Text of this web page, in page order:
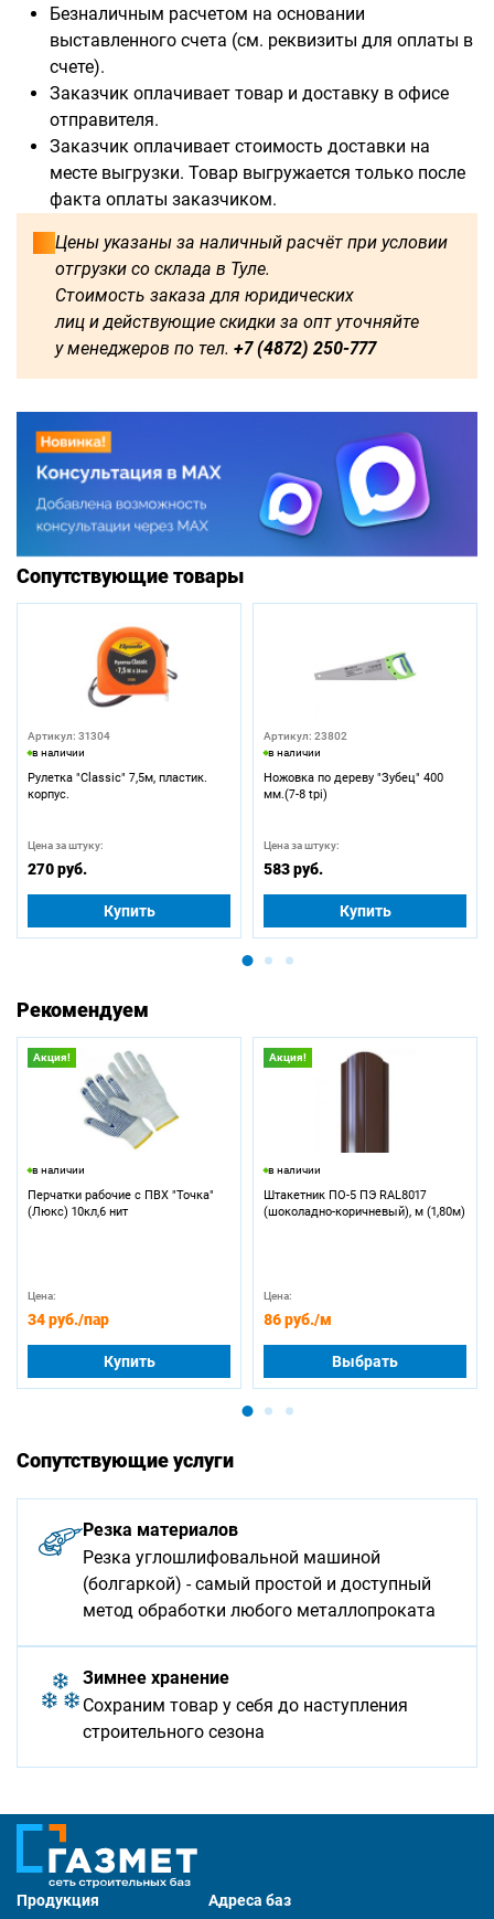
Безналичным расчетом на основании
выставленного счета (см. реквизиты для оплаты в
счете).
Заказчик оплачивает товар и доставку в офисе
отправителя.
Заказчик оплачивает стоимость доставки на
месте выгрузки. Товар выгружается только после
факта оплаты заказчиком.
Цены указаны за наличный расчёт при условии
отгрузки со склада в Туле.
Стоимость заказа для юридических
лиц и действующие скидки за опт уточняйте
у менеджеров по тел. +7 (4872) 250-777
Сопутствующие товары
Артикул: 31304
в наличии
Рулетка "Classic" 7,5м, пластик.
корпус.
Цена за штуку:
270 руб.
Купить
Артикул: 23802
в наличии
Ножовка по дереву "Зубец" 400
мм.(7-8 tpi)
Цена за штуку:
583 руб.
Купить
Рекомендуем
Акция!
в наличии
Перчатки рабочие с ПВХ "Точка"
(Люкс) 10кл,6 нит
Цена:
34 руб./пар
Купить
Акция!
в наличии
Штакетник ПО-5 ПЭ RAL8017
(шоколадно-коричневый), м (1,80м)
Цена:
86 руб./м
Выбрать
Сопутствующие услуги
Резка материалов
Резка углошлифовальной машиной
(болгаркой) - самый простой и доступный
метод обработки любого металлопроката
Зимнее хранение
Сохраним товар у себя до наступления
строительного сезона
Продукция Адреса баз